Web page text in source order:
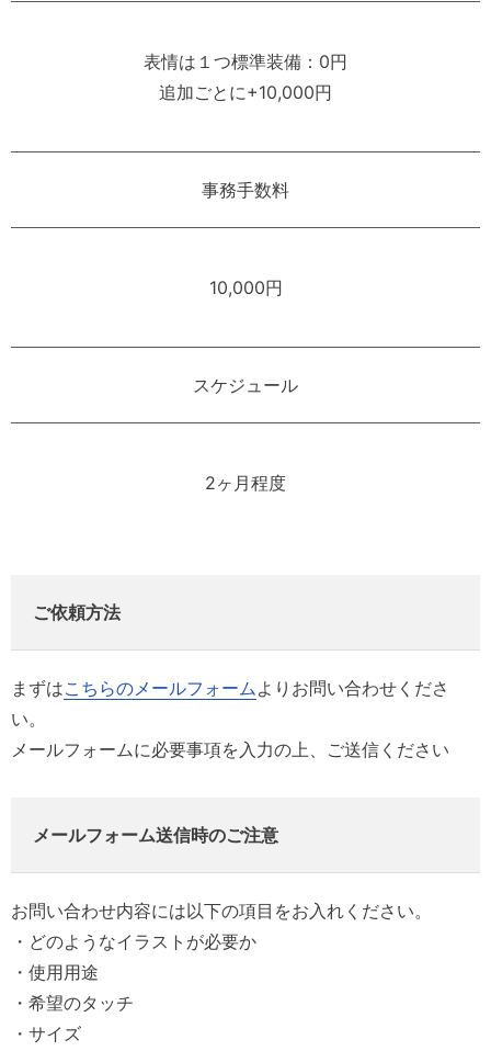
表情は１つ標準装備：0円
追加ごとに+10,000円
事務手数料
10,000円
スケジュール
2ヶ月程度
ご依頼方法
まずはこちらのメールフォーム よりお問い合わせくださ
い。
メールフォームに必要事項を入力の上、ご送信ください
メールフォーム送信時のご注意
お問い合わせ内容には以下の項目をお入れください。
・どのようなイラストが必要か
・使用用途
・希望のタッチ
・サイズ